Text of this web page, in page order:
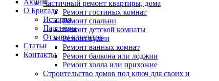
Акции
О Бригаде
История
Партнеры
Отзывы клиентов
Статьи
Контакты
Частичный ремонт квартиры, дома
Ремонт гостиных комнат
Ремонт спальни
Ремонт детской комнаты
Ремонт кухни
Ремонт ванных комнат
Ремонт балкона или лоджии
Ремонт холла или прихожие
Строительство домов под ключ для своих и